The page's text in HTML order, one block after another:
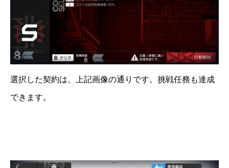
選択した契約は、上記画像の通りです。挑戦任務も達成
できます。